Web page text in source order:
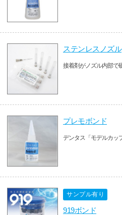
ステンレスノズル
接着剤がノズル内部で
プレモボンド
デンタス「モデルカッ
サンプル有り
919ボンド